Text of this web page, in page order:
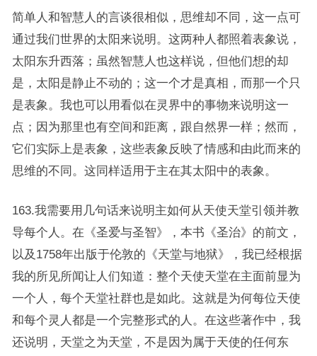
简单人和智慧人的言谈很相似，思维却不同，这一点可
通过我们世界的太阳来说明。这两种人都照着表象说，
太阳东升西落；虽然智慧人也这样说，但他们想的却
是，太阳是静止不动的；这一个才是真相，而那一个只
是表象。我也可以用看似在灵界中的事物来说明这一
点；因为那里也有空间和距离，跟自然界一样；然而，
它们实际上是表象，这些表象反映了情感和由此而来的
思维的不同。这同样适用于主在其太阳中的表象。
163.我需要用几句话来说明主如何从天使天堂引领并教
导每个人。在《圣爱与圣智》，本书《圣治》的前文，
以及1758年出版于伦敦的《天堂与地狱》，我已经根据
我的所见所闻让人们知道：整个天使天堂在主面前显为
一个人，每个天堂社群也是如此。这就是为何每位天使
和每个灵人都是一个完整形式的人。在这些著作中，我
还说明，天堂之为天堂，不是因为属于天使的任何东